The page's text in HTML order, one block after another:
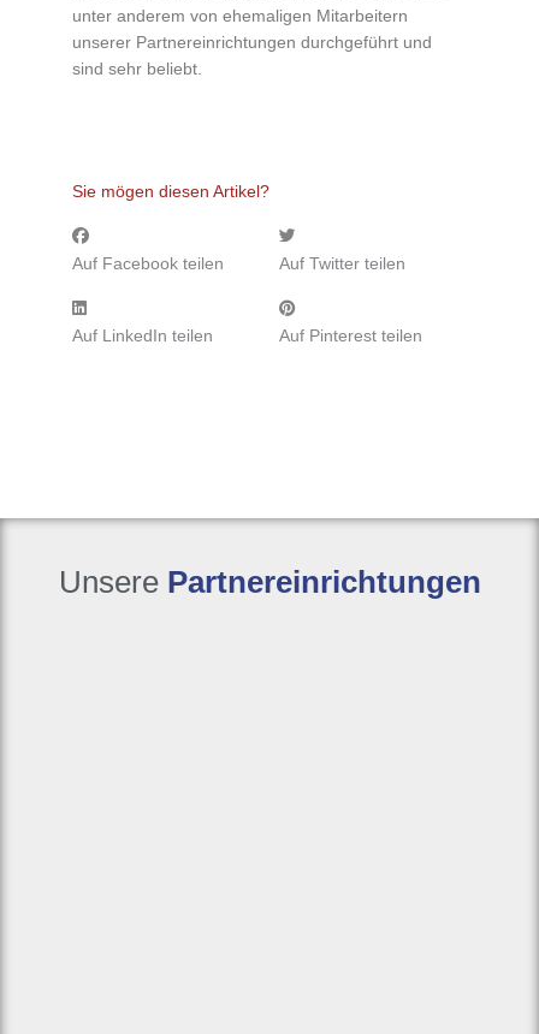
unter anderem von ehemaligen Mitarbeitern
unserer Partnereinrichtungen durchgeführt und
sind sehr beliebt.
Sie mögen diesen Artikel?
Auf Facebook teilen Auf Twitter teilen
Auf LinkedIn teilen Auf Pinterest teilen
Unsere Partnereinrichtungen